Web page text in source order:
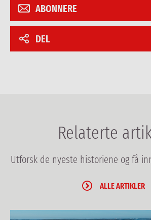
ABONNERE
DEL
Relaterte
Utforsk de nyeste historiene og få
ALLE ARTIKLER